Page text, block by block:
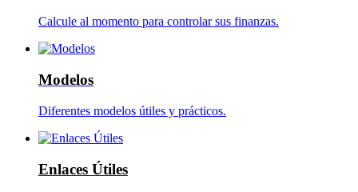
Calcule al momento para controlar sus finanzas.
Modelos
Diferentes modelos útiles y prácticos.
Enlaces Útiles